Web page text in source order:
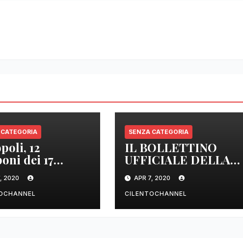
12
dei 17
sono
2020
SENZA CATEGORIA
IL BOLLETTINO
UFFICIALE DELLA
REGIONE
CAMPANIA DELLE
ORE 22.00
APR 7, 2020
CILENTOCHANNEL